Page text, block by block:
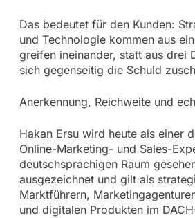
Das bedeutet für den Kunden:
und Technologie kommen aus
greifen ineinander, statt aus drei
sich gegenseitig die Schuld
Anerkennung, Reichweite und
Hakan Ersu wird heute als einer
Online-Marketing- und Sales-
deutschsprachigen Raum
ausgezeichnet und gilt als
Marktführern,
und digitalen Produkten im